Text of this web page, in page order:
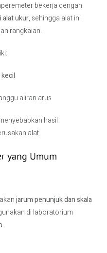
bekerja dengan
alat ukur, sehingga alat ini
rangkaian.
aliran arus
hasil
alat.
yang Umum
jarum penunjuk dan skala
di laboratorium